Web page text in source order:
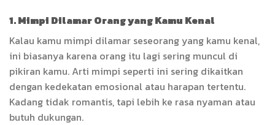
1. Mimpi Dilamar Orang yang Kamu Kenal
Kalau kamu mimpi dilamar seseorang yang kamu kenal,
ini biasanya karena orang itu lagi sering muncul di
pikiran kamu. Arti mimpi seperti ini sering dikaitkan
dengan kedekatan emosional atau harapan tertentu.
Kadang tidak romantis, tapi lebih ke rasa nyaman atau
butuh dukungan.